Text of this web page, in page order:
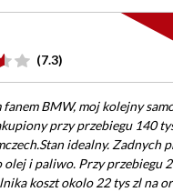
(7.3)
fanem BMW, moj kolejny
przy przebiegu 140
idealny. Zadnych
olej i paliwo. Przy przebiegu
koszt okolo 22 tys zl na